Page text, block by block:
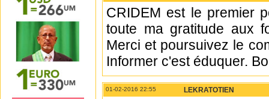
CRIDEM est le premier
toute ma gratitude aux
Merci et poursuivez le
Informer c'est éduquer.
01-02-2016 22:55 LEKRATOTIEN